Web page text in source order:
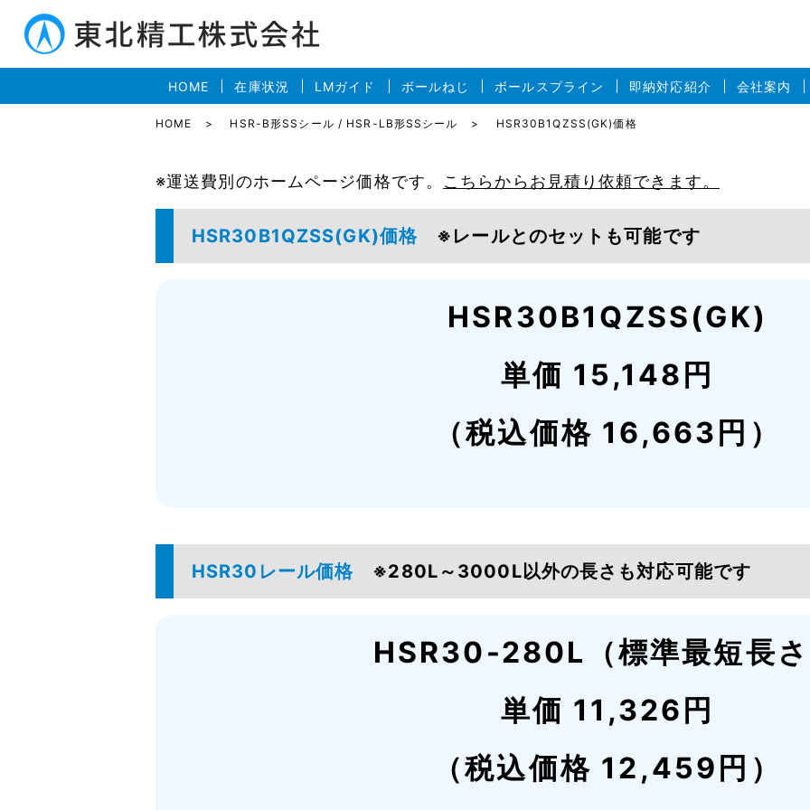
HOME 在庫状況 LMガイド ボールねじ ボールスプライン 即納対応紹介 会社案内
HOME HSR-B形SSシール / HSR-LB形SSシール HSR30B1QZSS(GK)価格
※運送費別のホームページ価格です。 こちらからお見積り依頼できます。
HSR30B1QZSS(GK)価格 ※レールとのセットも可能です
HSR30B1QZSS(GK)
単価 15,148円
（税込価格 16,663円）
HSR30レール価格 ※280L～3000L以外の長さも対応可能です
HSR30-280L（標準最短長
単価 11,326円
（税込価格 12,459円）